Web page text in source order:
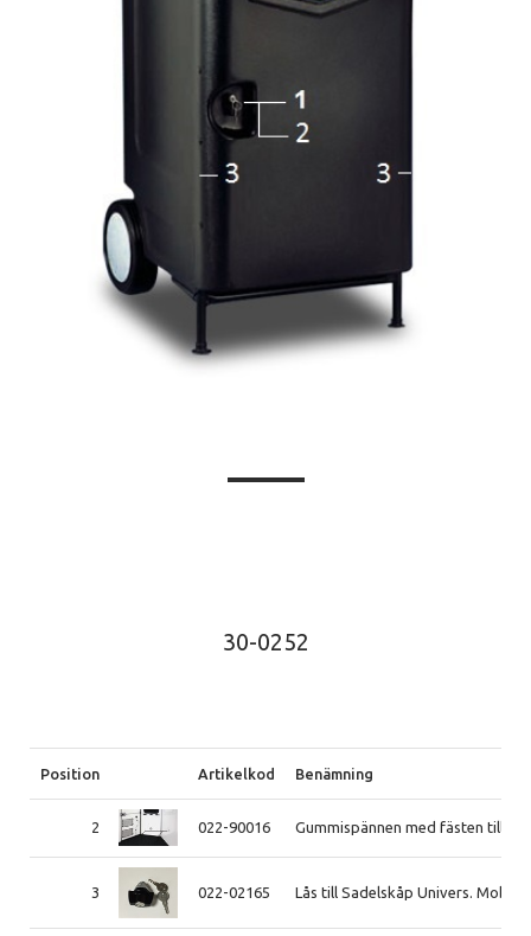
30-0252
Position Artikelkod Benämning
2 022-90016 Gummispännen med fästen till
3 022-02165 Lås till Sadelskåp Univers. Mobilt